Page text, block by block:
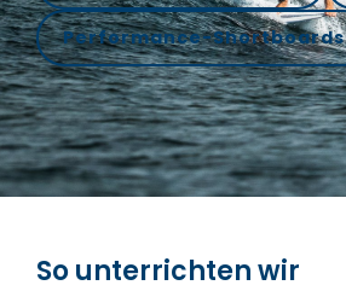
Performance-Shortboards
So unterrichten wir